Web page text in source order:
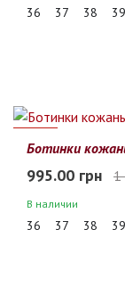
36 37 38 39
26%
Ботинки
995.00 грн 1
В наличии
36 37 38 39